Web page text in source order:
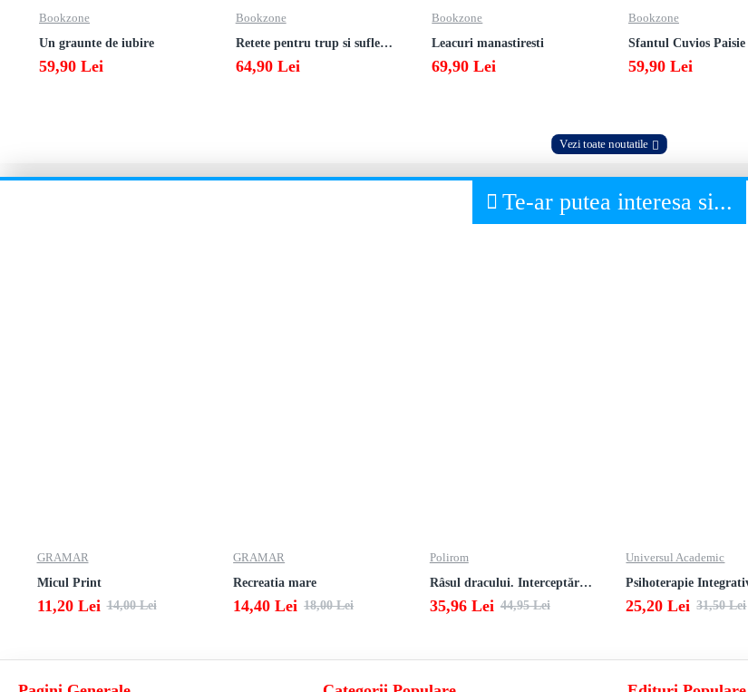
Bookzone
Un graunte de iubire
59,90 Lei
Bookzone
Retete pentru trup si suflet din bucataria manastirii
64,90 Lei
Bookzone
Leacuri manastiresti
69,90 Lei
Bookzone
59,90 Lei
Vezi toate noutatile
Te-ar putea interesa si...
GRAMAR
Micul Print
11,20 Lei 14,00 Lei
GRAMAR
Recreatia mare
14,40 Lei 18,00 Lei
Polirom
Râsul dracului. Interceptări, informaţii desecretizate, autodenunţuri
35,96 Lei 44,95 Lei
Universul Academic
25,20 Lei 31,50 Lei